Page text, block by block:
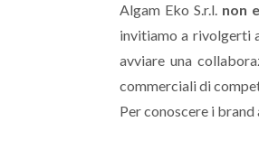
Algam Eko S.r.l. non
invitiamo a rivolgerti
avviare una
commerciali di
Per conoscere i